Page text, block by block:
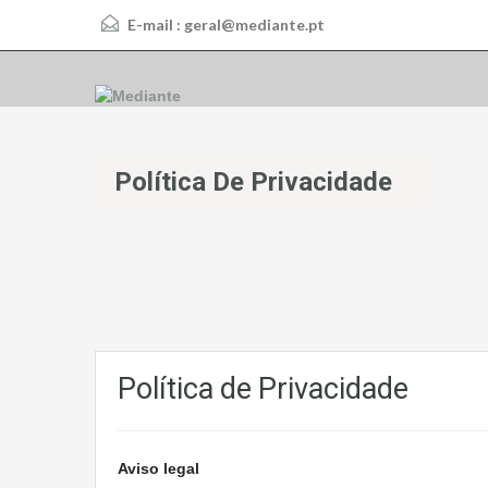
E-mail : geral@mediante.pt
Política De Privacidade
Política de Privacidade
Aviso legal